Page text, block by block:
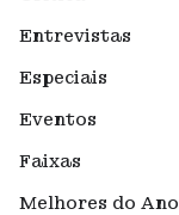
Entrevistas
Especiais
Eventos
Faixas
Melhores do Ano